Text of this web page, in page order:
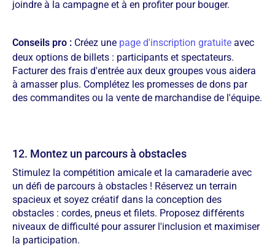
joindre à la campagne et à en profiter pour bouger.
Conseils pro : Créez une page d'inscription gratuite avec
deux options de billets : participants et spectateurs.
Facturer des frais d'entrée aux deux groupes vous aidera
à amasser plus. Complétez les promesses de dons par
des commandites ou la vente de marchandise de l'équipe.
12. Montez un parcours à obstacles
Stimulez la compétition amicale et la camaraderie avec
un défi de parcours à obstacles ! Réservez un terrain
spacieux et soyez créatif dans la conception des
obstacles : cordes, pneus et filets. Proposez différents
niveaux de difficulté pour assurer l'inclusion et maximiser
la participation.